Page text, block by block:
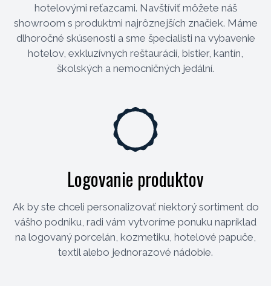
hotelovými reťazcami. Navštíviť môžete náš
showroom s produktmi najrôznejších značiek. Máme
dlhoročné skúsenosti a sme špecialisti na vybavenie
hotelov, exkluzívnych reštaurácií, bistier, kantín,
školských a nemocničných jedální.
Logovanie produktov
Ak by ste chceli personalizovať niektorý sortiment do
vášho podniku, radi vám vytvoríme ponuku napríklad
na logovaný porcelán, kozmetiku, hotelové papuče,
textil alebo jednorazové nádobie.